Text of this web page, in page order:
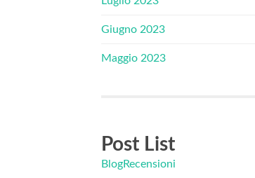
Giugno 2023
Maggio 2023
Post List
BlogRecensioni